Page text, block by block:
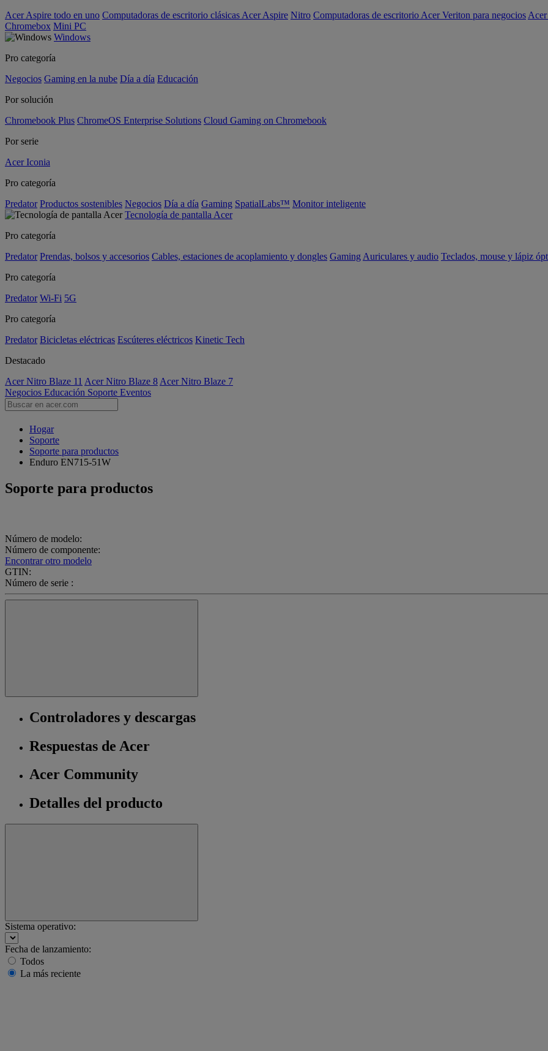
Acer Aspire todo en uno Computadoras de escritorio clásicas Acer Aspire Nitro Computadoras de escritorio Acer Veriton para negocios
Chromebox Mini PC
Windows
Pro categoría
Negocios Gaming en la nube Día a día Educación
Por solución
Chromebook Plus ChromeOS Enterprise Solutions Cloud Gaming on Chromebook
Por serie
Acer Iconia
Pro categoría
Predator Productos sostenibles Negocios Día a día Gaming SpatialLabs™ Monitor inteligente
Tecnología de pantalla Acer
Pro categoría
Predator Prendas, bolsos y accesorios Cables, estaciones de acoplamiento y dongles Gaming Auriculares y audio Teclados, mouse y lápiz
Pro categoría
Predator Wi-Fi 5G
Pro categoría
Predator Bicicletas eléctricas Escúteres eléctricos Kinetic Tech
Destacado
Acer Nitro Blaze 11 Acer Nitro Blaze 8 Acer Nitro Blaze 7
Negocios Educación Soporte Eventos
Hogar
Soporte
Soporte para productos
Enduro EN715-51W
Soporte para productos
Número de modelo:
Número de componente:
Encontrar otro modelo
GTIN:
Número de serie :
Controladores y descargas
Respuestas de Acer
Acer Community
Detalles del producto
Sistema operativo:
Fecha de lanzamiento:
Todos
La más reciente